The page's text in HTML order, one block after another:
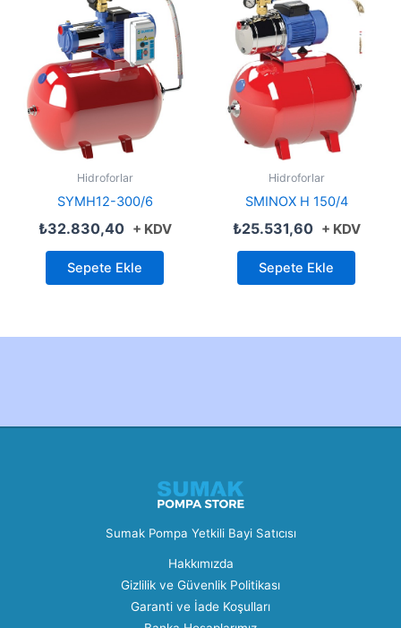
Hidroforlar
SYMH12-300/6
₺32.830,40 + KDV
Sepete Ekle
Hidroforlar
SMINOX H 150/4
₺25.531,60 + KDV
Sepete Ekle
Sumak Pompa Yetkili Bayi Satıcısı
Hakkımızda
Gizlilik ve Güvenlik Politikası
Garanti ve İade Koşulları